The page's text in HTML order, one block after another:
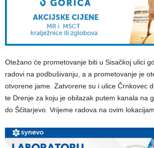
Otežano će prometovanje biti u Sisačkoj ulici
radovi na podbušivanju, a a prometovanje je
otvorene jame. Zatvorene su i ulice Črnkovec
te Drenje za koju je obilazak putem kanala na
do Ščitarjevo. Vrijeme radova na ovim